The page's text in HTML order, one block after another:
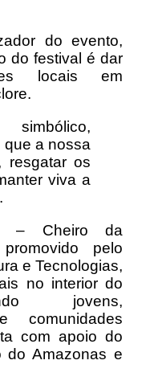
do evento,
do festival é dar
locais em
a nossa
resgatar os
viva a
– Cheiro da
pelo
e Tecnologias,
no interior do
jovens,
comunidades
com apoio do
do Amazonas e